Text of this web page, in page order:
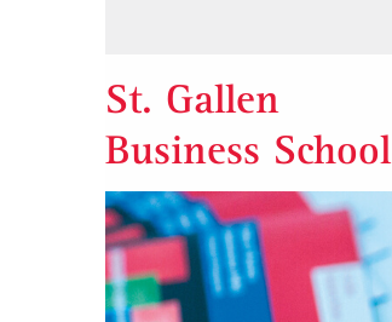
St. Gallen
Business School